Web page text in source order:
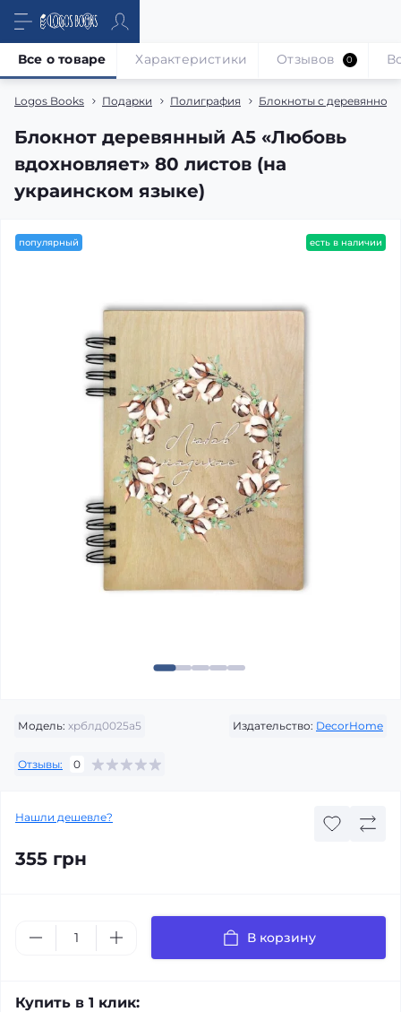
Logos Books Подарки Полиграфия Блокноты с деревянной
Блокнот деревянный А5 «Любовь
вдохновляет» 80 листов (на
украинском языке)
Все о товаре Характеристики Отзывов 0
популярный есть в наличии
Модель: хрблд0025а5 Издательство: DecorHome
Отзывы: 0
Нашли дешевле?
355 грн
В корзину
Купить в 1 клик: